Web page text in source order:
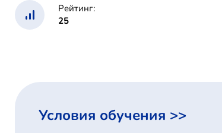
Рейтинг:
25
Условия обучения >>